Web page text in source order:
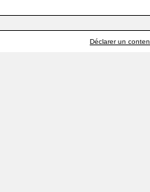
Déclarer un